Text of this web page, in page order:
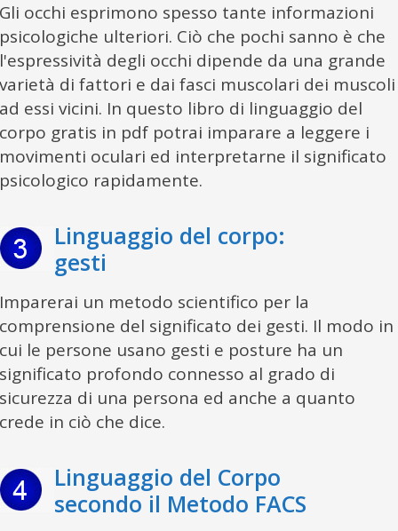
Gli occhi esprimono spesso tante informazioni
psicologiche ulteriori. Ciò che pochi sanno è che
l'espressività degli occhi dipende da una grande
varietà di fattori e dai fasci muscolari dei muscoli
ad essi vicini. In questo libro di linguaggio del
corpo gratis in pdf potrai imparare a leggere i
movimenti oculari ed interpretarne il significato
psicologico rapidamente.
Linguaggio del corpo:
gesti
Imparerai un metodo scientifico per la
comprensione del significato dei gesti. Il modo in
cui le persone usano gesti e posture ha un
significato profondo connesso al grado di
sicurezza di una persona ed anche a quanto
crede in ciò che dice.
Linguaggio del Corpo
secondo il Metodo FACS